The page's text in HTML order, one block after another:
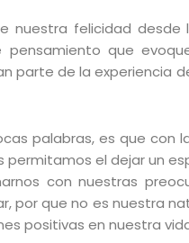
nuestra felicidad
que
parte de la experiencia
palabras, es que
permitamos el dejar un
con nuestras
por que no es nuestra
positivas en nuestra